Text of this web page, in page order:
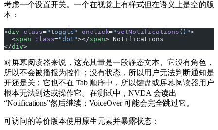
考虑一个设置开关。一个在视觉上有样式但在语义上是空的版
本：
<div class="toggle" onclick=" setNotifications ()">
  <
span class="dot"></span> Notifications
</div>
对屏幕阅读器来说，这充其量是一段静态文本。它没有角色，
所以不会被播报为控件；没有状态，所以用户无法判断通知是
开还是关；它也不在 Tab 顺序中，所以键盘或屏幕阅读器用户
根本无法到达或操作它。在测试中，NVDA 会读出
“Notifications”然后继续；VoiceOver 可能会完全跳过它。
可访问的等价版本使用原生元素并暴露状态：